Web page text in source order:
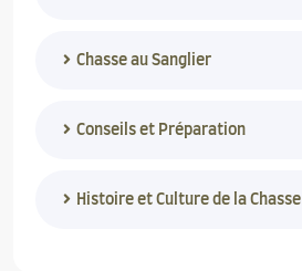
Chasse au Sanglier
Conseils et Préparation
Histoire et Culture de la Chasse